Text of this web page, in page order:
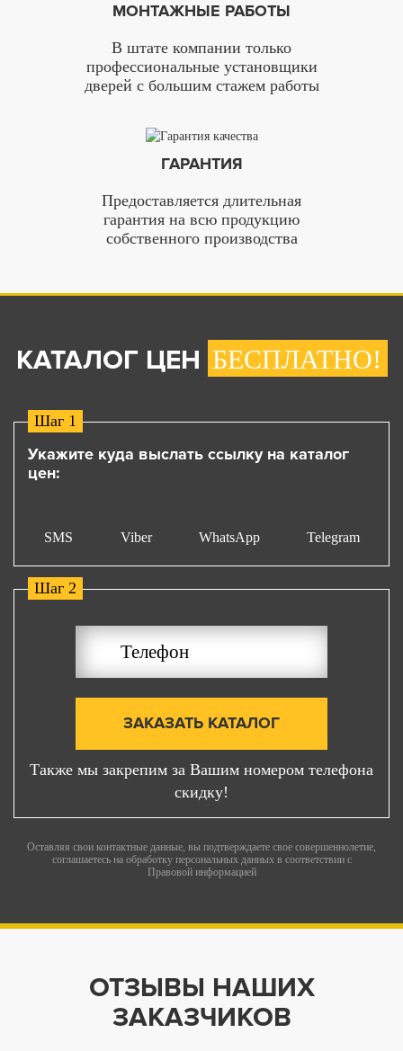
МОНТАЖНЫЕ РАБОТЫ
В штате компании только
профессиональные установщики
дверей с большим стажем работы
ГАРАНТИЯ
Предоставляется длительная
гарантия на всю продукцию
собственного производства
КАТАЛОГ ЦЕН БЕСПЛАТНО!
Шаг 1
Укажите куда выслать ссылку на каталог
цен:
SMS Viber WhatsApp Telegram
Шаг 2
ЗАКАЗАТЬ КАТАЛОГ
Также мы закрепим за Вашим номером телефона
скидку!
Оставляя свои контактные данные, вы подтверждаете свое совершеннолетие,
соглашаетесь на обработку персональных данных в соответствии с
Правовой информацией
ОТЗЫВЫ НАШИХ
ЗАКАЗЧИКОВ